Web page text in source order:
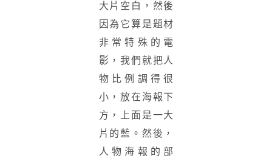
大片空白，然後
因為它算是題材
非常特殊的電
影，我們就把人
物比例調得很
小，放在海報下
方，上面是一大
片的藍。然後，
人物海報的部